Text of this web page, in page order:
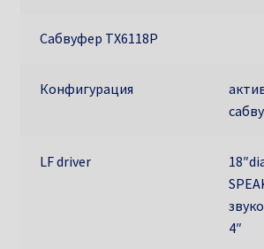
Сабвуфер TX6118P
Конфигурация
LF driver
4″